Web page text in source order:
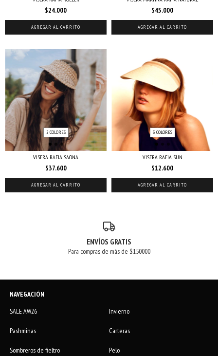
$24.000
AGREGAR AL CARRITO
$45.000
AGREGAR AL CARRITO
2 COLORES
VISERA RAFIA SAONA
$37.600
AGREGAR AL CARRITO
3 COLORES
VISERA RAFIA SUN
$12.600
AGREGAR AL CARRITO
ENVÍOS GRATIS
Para compras de más de $150000
NAVEGACIÓN
SALE AW26
Invierno
Pashminas Carteras
Sombreros de fieltro Pelo